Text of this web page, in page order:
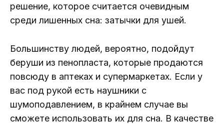
решение, которое считается очевидным
среди лишенных сна: затычки для ушей.
Большинству людей, вероятно, подойдут
беруши из пенопласта, которые продаются
повсюду в аптеках и супермаркетах. Если у
вас под рукой есть наушники с
шумоподавлением, в крайнем случае вы
сможете использовать их для сна. В качестве